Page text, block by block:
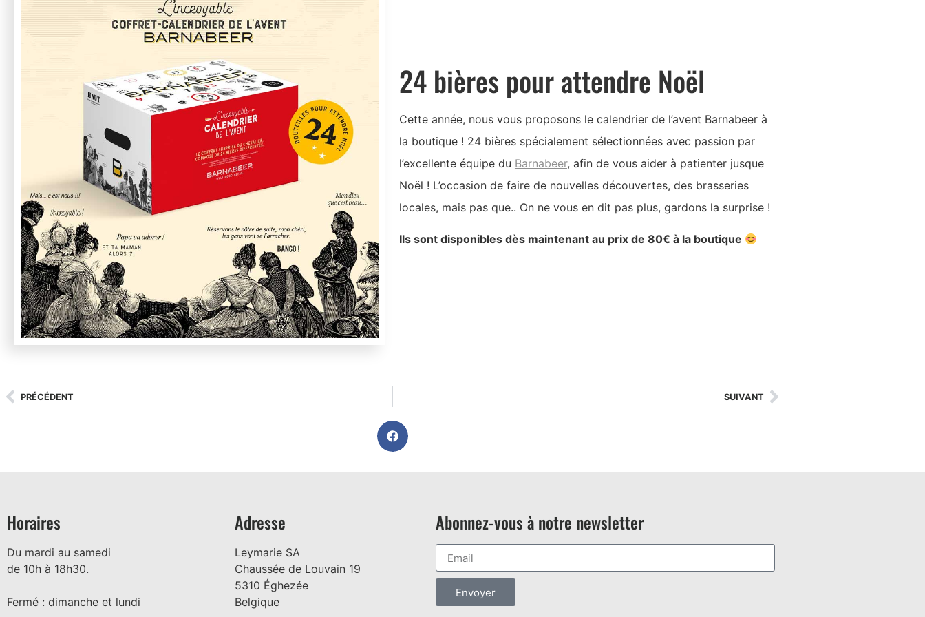
24 bières pour attendre Noël
Cette année, nous vous proposons le calendrier de l’avent Barnabeer à
la boutique ! 24 bières spécialement sélectionnées avec passion par
l’excellente équipe du Barnabeer, afin de vous aider à patienter jusque
Noël ! L’occasion de faire de nouvelles découvertes, des brasseries
locales, mais pas que.. On ne vous en dit pas plus, gardons la surprise !
Ils sont disponibles dès maintenant au prix de 80€ à la boutique
PRÉCÉDENT SUIVANT
Horaires
Du mardi au samedi
de 10h à 18h30.
Fermé : dimanche et lundi
Adresse
Leymarie SA
Chaussée de Louvain 19
5310 Éghezée
Belgique
Abonnez-vous à notre newsletter
Envoyer